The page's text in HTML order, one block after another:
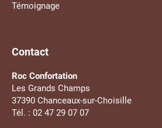
Témoignage
Contact
Roc Confortation
Les Grands Champs
37390 Chanceaux-sur-Choisille
Tél. : 02 47 29 07 07